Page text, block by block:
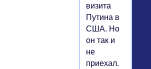
визита
Путина в
США. Но
он так и
не
приехал.